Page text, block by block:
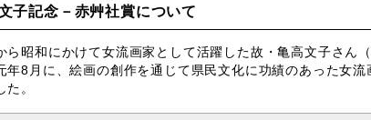
子記念－赤艸社賞について
ら昭和にかけて女流画家として活躍した故・亀高文子さん
年8月に、絵画の創作を通じて県民文化に功績のあった女
た。